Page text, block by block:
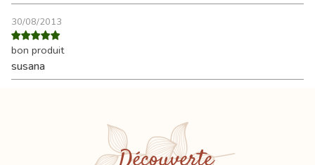
30/08/2013
bon produit
susana